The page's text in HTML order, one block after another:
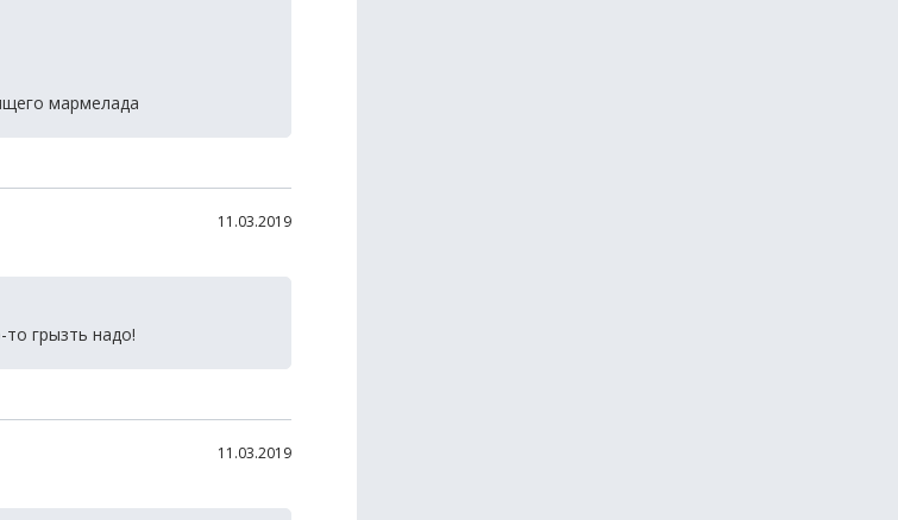
мармелада
11.03.2019
грызть надо!
11.03.2019